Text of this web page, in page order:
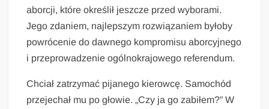
aborcji, które określił jeszcze przed wyborami.
Jego zdaniem, najlepszym rozwiązaniem byłoby
powrócenie do dawnego kompromisu aborcyjnego
i przeprowadzenie ogólnokrajowego referendum.
Chciał zatrzymać pijanego kierowcę. Samochód
przejechał mu po głowie. „Czy ja go zabiłem?” W